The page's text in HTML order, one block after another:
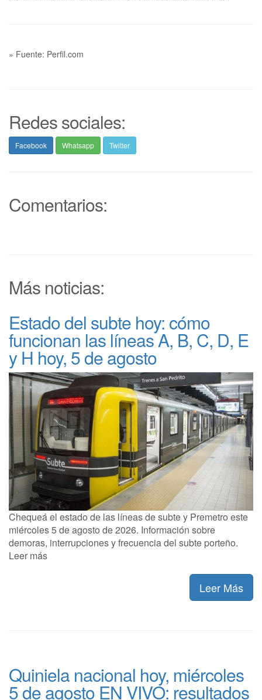
» Fuente: Perfil.com
Redes sociales:
Facebook Whatsapp Twitter
Comentarios:
Más noticias:
Estado del subte hoy: cómo
funcionan las líneas A, B, C, D, E
y H hoy, 5 de agosto
Chequeá el estado de las líneas de subte y Premetro este
miércoles 5 de agosto de 2026. Información sobre
demoras, interrupciones y frecuencia del subte porteño.
Leer más
Leer Más
Quiniela nacional hoy, miércoles
5 de agosto EN VIVO: resultados